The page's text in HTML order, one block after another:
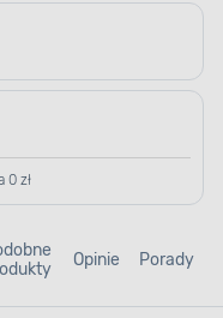
0 zł
Opinie Porady